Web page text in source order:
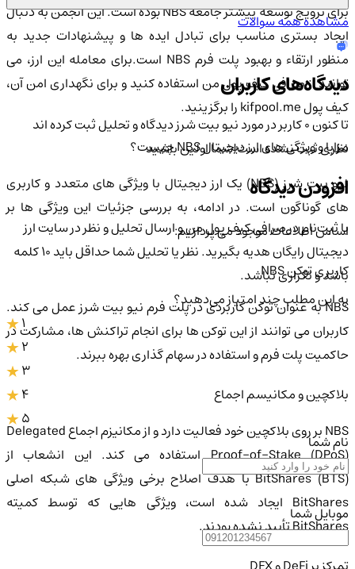
برای ترویج توسعه بیشتر جامعه NBS بوده است. این انجمن به دنبال
ایجاد بستری مناسب برای تبادل ایده ها و پیشنهادات جدید به
منظور ارتقاء و بهبود پلت فرم NBS است.برای معامله این ارز، می
توانید از صرافی کیف پول من استفاده کنید و برای نگهداری امن آن،
کیف پول kifpool.me را برگزینید.
مزایا و ویژگی های ارز دیجیتال NBS چیست؟
نیو بیت شرز (NBS) یک ارز دیجیتال با ویژگی های متعدد و کاربری
های گوناگون است. در ادامه، به بررسی جزئیات این ویژگی ها بر
اساس اطلاعات موجود می پردازیم:
کاربری توکن NBS
NBS به عنوان توکن کاربردی در پلت فرم نیو بیت شرز عمل می کند.
کاربران می توانند از این توکن ها برای انجام تراکنش ها، مشارکت در
حاکمیت پلت فرم و استفاده در سهام گذاری بهره ببرند.
بلاکچین و مکانیسم اجماع
NBS بر روی بلاکچین خود فعالیت دارد و از مکانیزم اجماع Delegated
Proof-of-Stake (DPoS) استفاده می کند. این انشعاب از
BitShares (BTS) با هدف اصلاح برخی ویژگی های شبکه اصلی
BitShares ایجاد شده است، ویژگی هایی که توسط کمیته
BitShares تأیید نشده بودند.
مشاهده همه سوالات
دیدگاه‌های کاربران
تا کنون 0 کاربر در مورد نیو بیت شرزدیدگاه و تحلیل ثبت کرده اند
نظری ثبت نشده است!شما اولین باشید
افزودن دیدگاه
با ثبت‌نام در صرافی کیف پول من و ارسال تحلیل و نظر در سایت ارز
دیجیتال رایگان هدیه بگیرید. نظر یا تحلیل شما حداقل باید ۱۰ کلمه
باشد و تکراری نباشد.
به این مطلب چند امتیاز می‌دهید؟
3
4
5
نام شما
موبایل شما